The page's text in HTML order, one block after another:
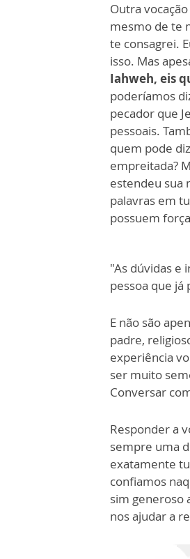
Outra
mesmo de te
te consagrei.
isso. Mas
Iahweh, eis
poderíamos
pecador que
pessoais.
quem pode
empreitada?
estendeu sua
palavras em
possuem
"As dúvidas e
pessoa que já
E não são
padre,
experiência
ser muito
Conversar
Responder a
sempre uma
exatamente
confiamos
sim generoso
nos ajudar a